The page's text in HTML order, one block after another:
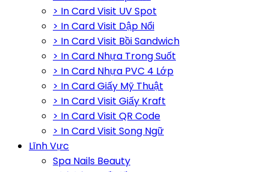
> In Card Visit UV Spot
> In Card Visit Dập Nổi
> In Card Visit Bồi Sandwich
> In Card Nhựa Trong Suốt
> In Card Nhựa PVC 4 Lớp
> In Card Giấy Mỹ Thuật
> In Card Visit Giấy Kraft
> In Card Visit QR Code
> In Card Visit Song Ngữ
Lĩnh Vực
Spa Nails Beauty